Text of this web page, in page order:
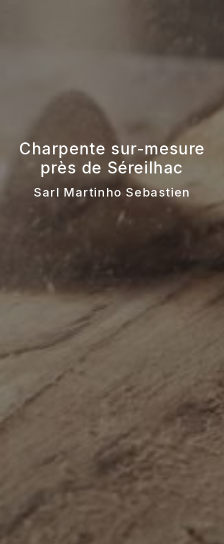
Charpente sur-mesure
près de Séreilhac
Sarl Martinho Sebastien